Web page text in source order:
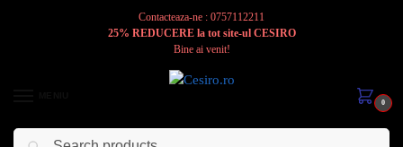
Contacteaza-ne : 0757112211
25% REDUCERE la tot site-ul CESIRO
Bine ai venit!
0